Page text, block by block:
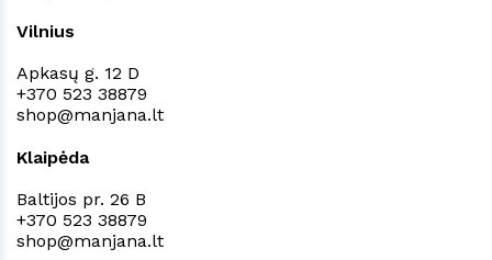
Vilnius
Apkasų g. 12 D
+370 523 38879
shop@manjana.lt
Klaipėda
Baltijos pr. 26 B
+370 523 38879
shop@manjana.lt